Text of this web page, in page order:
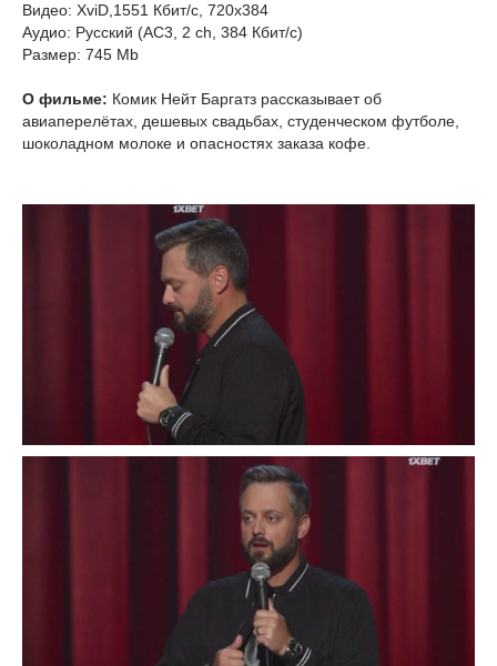
Видео: XviD,1551 Кбит/с, 720x384
Аудио: Русский (AC3, 2 ch, 384 Кбит/с)
Размер: 745 Mb
О фильме: Комик Нейт Баргатз рассказывает об
авиаперелётах, дешевых свадьбах, студенческом футболе,
шоколадном молоке и опасностях заказа кофе.